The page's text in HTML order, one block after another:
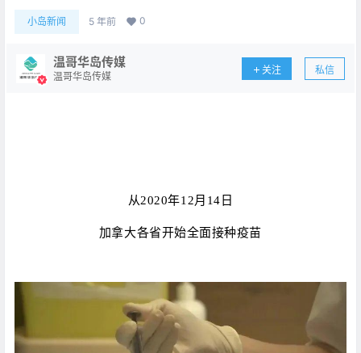
小岛新闻 5 年前 0
温哥华岛传媒
温哥华岛传媒
关注 私信
从2020年12月14日
加拿大各省开始全面接种疫苗